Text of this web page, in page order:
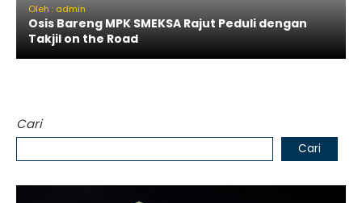
Oleh : admin
Osis Bareng MPK SMEKSA Rajut Peduli dengan
Takjil on the Road
Cari
Cari